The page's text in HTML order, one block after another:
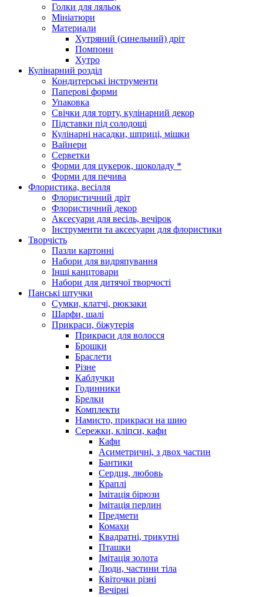
Голки для ляльок
Мініатюри
Материали
Хутряний (синельний) дріт
Помпони
Хутро
Кулінарний розділ
Кондитерські інструменти
Паперові форми
Упаковка
Свічки для торту, кулінарний декор
Підставки під солодощі
Кулінарні насадки, шприці, мішки
Вайнери
Серветки
Форми для цукерок, шоколаду *
Форми для печива
Флористика, весілля
Флористичний дріт
Флористичний декор
Аксесуари для весіль, вечірок
Інструменти та аксесуари для флористики
Творчість
Пазли картонні
Набори для видряпування
Інші канцтовари
Набори для дитячої творчості
Панські штучки
Сумки, клатчі, рюкзаки
Шарфи, шалі
Прикраси, біжутерія
Прикраси для волосся
Брошки
Браслети
Різне
Каблучки
Годинники
Брелки
Комплекти
Намисто, прикраси на шию
Сережки, кліпси, кафи
Кафи
Асиметричні, з двох частин
Бантики
Сердця, любовь
Краплі
Імітація бірюзи
Імітація перлин
Предмети
Комахи
Квадратні, трикутні
Пташки
Імітація золота
Люди, частини тіла
Квіточки різні
Вечірні